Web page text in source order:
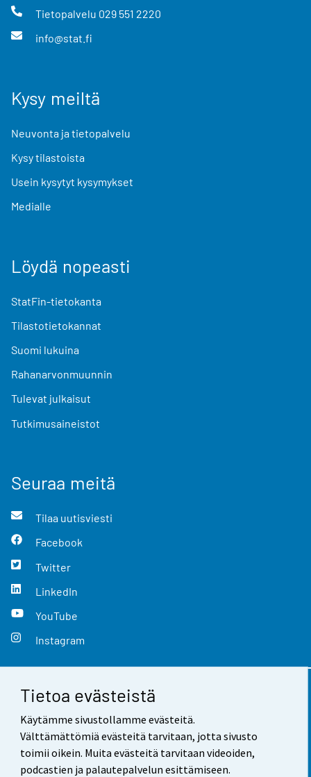
Tietoa evästeistä
Käytämme sivustollamme evästeitä.
Välttämättömiä evästeitä tarvitaan, jotta sivusto
toimii oikein. Muita evästeitä tarvitaan videoiden,
podcastien ja palautepalvelun esittämiseen.
Tietopalvelu 029 551 2220
info@stat.fi
Kysy meiltä
Neuvonta ja tietopalvelu
Kysy tilastoista
Usein kysytyt kysymykset
Medialle
Löydä nopeasti
StatFin-tietokanta
Tilastotietokannat
Suomi lukuina
Rahanarvonmuunnin
Tulevat julkaisut
Tutkimusaineistot
Seuraa meitä
Tilaa uutisviesti
Facebook
Twitter
LinkedIn
YouTube
Instagram
Yhteystiedot
Palaute
Käyttöehdot